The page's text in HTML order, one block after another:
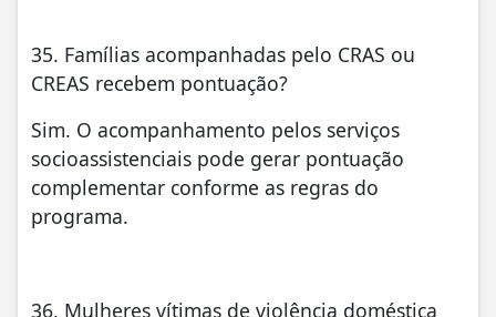
35. Famílias acompanhadas pelo CRAS ou
CREAS recebem pontuação?
Sim. O acompanhamento pelos serviços
socioassistenciais pode gerar pontuação
complementar conforme as regras do
programa.
36. Mulheres vítimas de violência doméstica